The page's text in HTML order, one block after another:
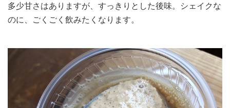
多少甘さはありますが、すっきりとした後味。シェイクな
のに、ごくごく飲みたくなります。